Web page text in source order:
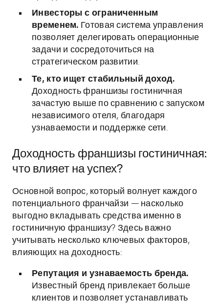
Инвесторы с ограниченным
временем. Готовая система управления
позволяет делегировать операционные
задачи и сосредоточиться на
стратегическом развитии.
Те, кто ищет стабильный доход.
Доходность франшизы гостиничная
зачастую выше по сравнению с запуском
независимого отеля, благодаря
узнаваемости и поддержке сети.
Доходность франшизы гостиничная:
что влияет на успех?
Основной вопрос, который волнует каждого
потенциального франчайзи — насколько
выгодно вкладывать средства именно в
гостиничную франшизу? Здесь важно
учитывать несколько ключевых факторов,
влияющих на доходность:
Репутация и узнаваемость бренда.
Известный бренд привлекает больше
клиентов и позволяет устанавливать